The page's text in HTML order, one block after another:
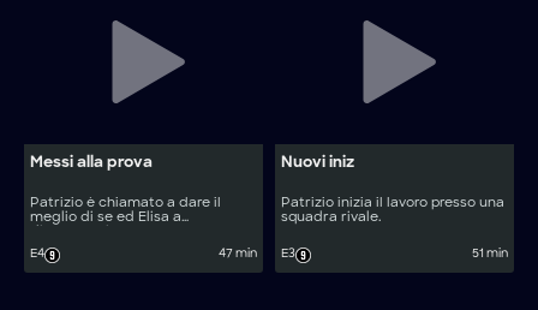
Messi alla prova
Patrizio è chiamato a dare il
meglio di se ed Elisa a
E4
47 min
Nuovi iniz
Patrizio inizia il lavoro presso una
squadra rivale.
E3 51 min